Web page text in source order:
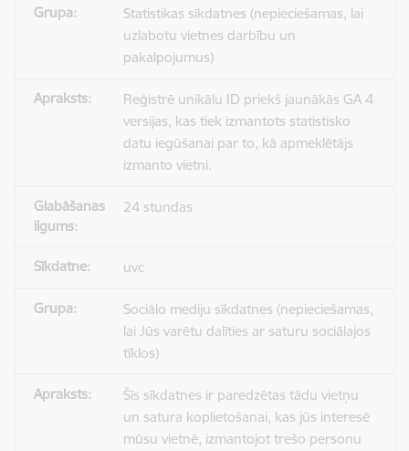
Statistikas sīkdatnes (nepieciešamas, lai
uzlabotu vietnes darbību un
pakalpojumus)
Reģistrē unikālu ID priekš jaunākās GA 4
versijas, kas tiek izmantots statistisko
datu iegūšanai par to, kā apmeklētājs
izmanto vietni.
24 stundas
uvc
Sociālo mediju sīkdatnes (nepieciešamas,
lai Jūs varētu dalīties ar saturu sociālajos
tīklos)
Šīs sīkdatnes ir paredzētas tādu vietņu
un satura koplietošanai, kas jūs interesē
mūsu vietnē, izmantojot trešo personu